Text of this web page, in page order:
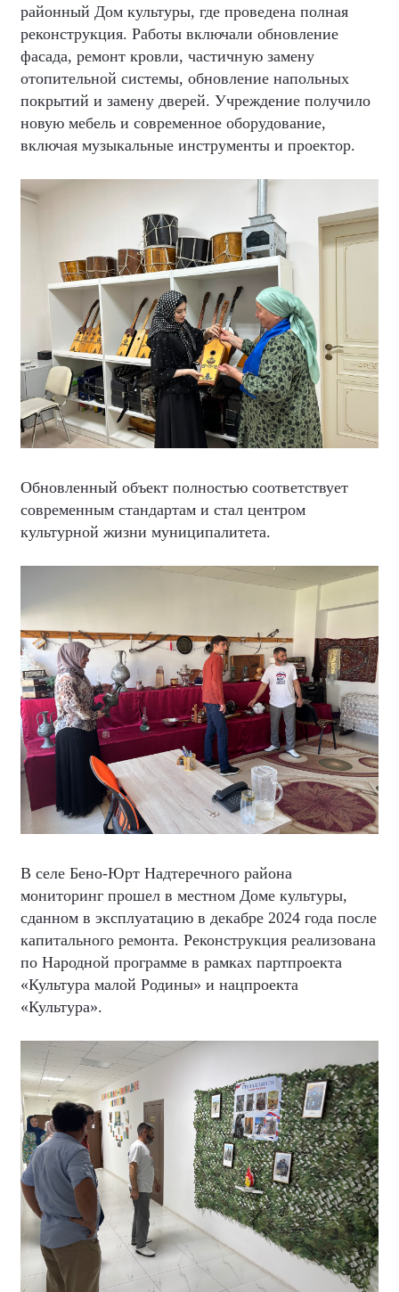
районный Дом культуры, где проведена полная
реконструкция. Работы включали обновление
фасада, ремонт кровли, частичную замену
отопительной системы, обновление напольных
покрытий и замену дверей. Учреждение получило
новую мебель и современное оборудование,
включая музыкальные инструменты и проектор.
Обновленный объект полностью соответствует
современным стандартам и стал центром
культурной жизни муниципалитета.
В селе Бено-Юрт Надтеречного района
мониторинг прошел в местном Доме культуры,
сданном в эксплуатацию в декабре 2024 года после
капитального ремонта. Реконструкция реализована
по Народной программе в рамках партпроекта
«Культура малой Родины» и нацпроекта
«Культура».